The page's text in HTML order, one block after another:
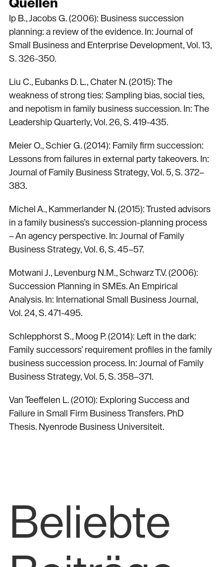
Ip B., Jacobs G. (2006): Business succession
planning: a review of the evidence. In: Journal of
Small Business and Enterprise Development, Vol. 13,
S. 326-350.
Liu C., Eubanks D. L., Chater N. (2015): The
weakness of strong ties: Sampling bias, social ties,
and nepotism in family business succession. In: The
Leadership Quarterly, Vol. 26, S. 419-435.
Meier O., Schier G. (2014): Family firm succession:
Lessons from failures in external party takeovers. In:
Journal of Family Business Strategy, Vol. 5, S. 372–
383.
Michel A., Kammerlander N. (2015): Trusted advisors
in a family business’s succession-planning process
– An agency perspective. In: Journal of Family
Business Strategy, Vol. 6, S. 45–57.
Motwani J., Levenburg N.M., Schwarz T.V. (2006):
Succession Planning in SMEs. An Empirical
Analysis. In: International Small Business Journal,
Vol. 24, S. 471-495.
Schlepphorst S., Moog P. (2014): Left in the dark:
Family successors’ requirement profiles in the family
business succession process. In: Journal of Family
Business Strategy, Vol. 5, S. 358–371.
Van Teeffelen L. (2010): Exploring Success and
Failure in Small Firm Business Transfers. PhD
Thesis. Nyenrode Business Universiteit.
Beliebte